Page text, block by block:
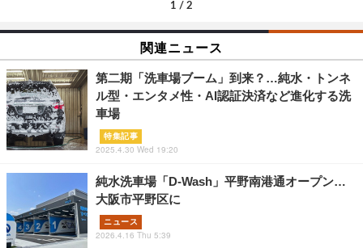
1 / 2
関連ニュース
第二期「洗車場ブーム」到来？…純水・トンネ
ル型・エンタメ性・AI認証決済など進化する洗
車場
特集記事
2025.4.30 Wed 19:20
純水洗車場「D-Wash」平野南港通オープン…
大阪市平野区に
ニュース
2026.4.16 Thu 5:39